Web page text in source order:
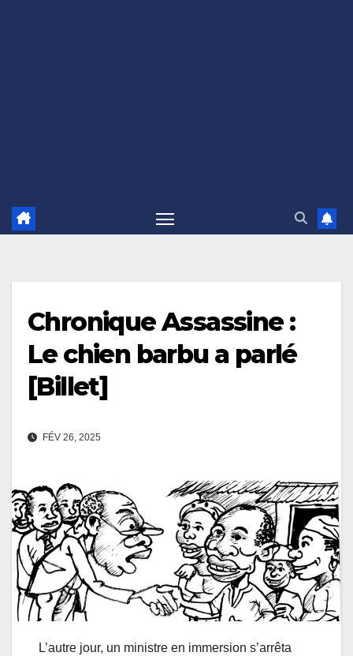
Chronique Assassine :
Le chien barbu a parlé
[Billet]
FÉV 26, 2025
L’autre jour, un ministre en immersion s’arrêta